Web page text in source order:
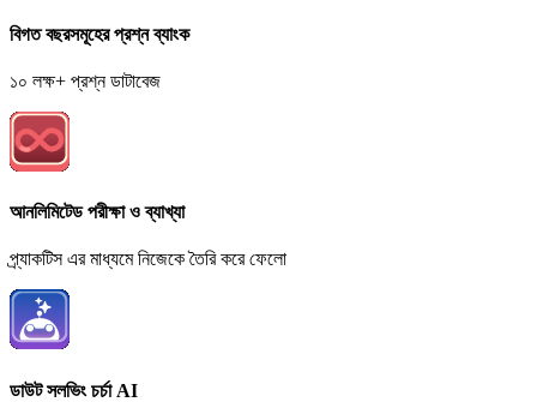
বিগত বছরসমূহের প্রশ্ন ব্যাংক
১০ লক্ষ+ প্রশ্ন ডাটাবেজ
আনলিমিটেড পরীক্ষা ও ব্যাখ্যা
প্র্যাকটিস এর মাধ্যমে নিজেকে তৈরি করে ফেলো
ডাউট সলভিং চর্চা AI